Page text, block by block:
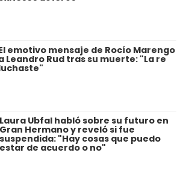
emotivo mensaje de Rocío Marengo
Leandro Rud tras su muerte: "La re
Laura Ubfal habló sobre su futuro en
Gran Hermano y reveló si fue
suspendida: "Hay cosas que puedo
estar de acuerdo o no"